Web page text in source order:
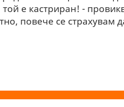
е кастриран! -
повече се